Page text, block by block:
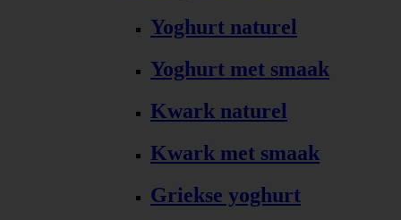
Yoghurt naturel
Yoghurt met smaak
Kwark naturel
Kwark met smaak
Griekse yoghurt